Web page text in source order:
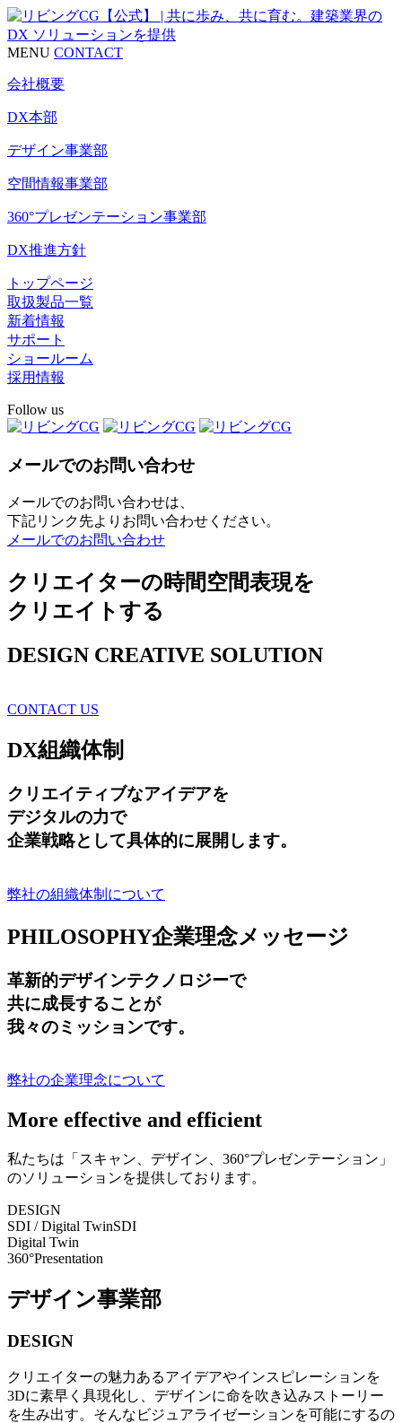
MENU CONTACT
会社概要
DX本部
デザイン事業部
空間情報事業部
360°プレゼンテーション事業部
DX推進方針
トップページ
取扱製品一覧
新着情報
サポート
ショールーム
採用情報
Follow us
メールでのお問い合わせ
メールでのお問い合わせは、
下記リンク先よりお問い合わせください。
メールでのお問い合わせ
クリエイターの時間空間表現を
クリエイトする
DESIGN CREATIVE SOLUTION
CONTACT US
DX組織体制
クリエイティブなアイデアを
デジタルの力で
企業戦略として具体的に展開します。
弊社の組織体制について
PHILOSOPHY企業理念メッセージ
革新的デザインテクノロジーで
共に成長することが
我々のミッションです。
弊社の企業理念について
More effective and efficient
私たちは「スキャン、デザイン、360°プレゼンテーション」
のソリューションを提供しております。
DESIGN
SDI / Digital TwinSDI
Digital Twin
360°Presentation
デザイン事業部
DESIGN
クリエイターの魅力あるアイデアやインスピレーションを
3Dに素早く具現化し、デザインに命を吹き込みストーリー
を生み出す。そんなビジュアライゼーションを可能にするの